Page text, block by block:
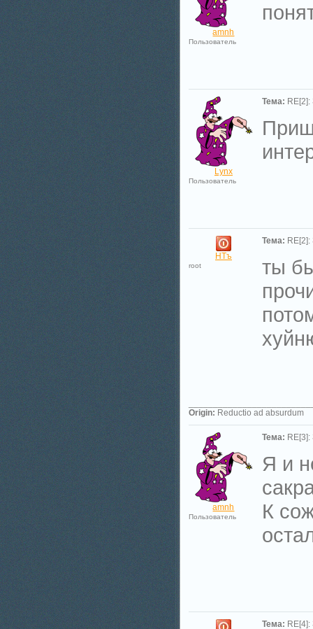
amnh
Пользователь
Lynx
Пользователь
Тема:
НТъ
root
Тема:
ты
Origin: Reductio ad absurdum
amnh
Пользователь
Тема:
Я и
К
Тема: